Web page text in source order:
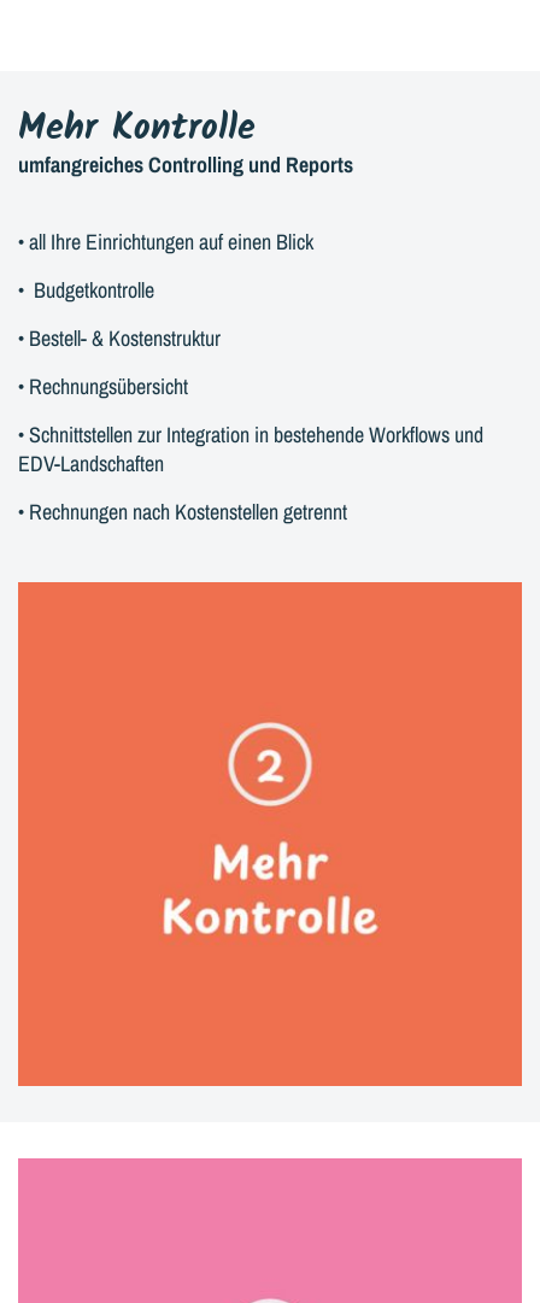
Mehr Kontrolle
umfangreiches Controlling und Reports
• all Ihre Einrichtungen auf einen Blick
• Budgetkontrolle
• Bestell- & Kostenstruktur
• Rechnungsübersicht
• Schnittstellen zur Integration in bestehende Workflows und
EDV-Landschaften
• Rechnungen nach Kostenstellen getrennt